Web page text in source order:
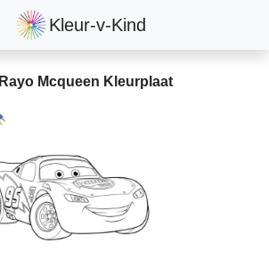
Kleur-v-Kind
Rayo Mcqueen Kleurplaat